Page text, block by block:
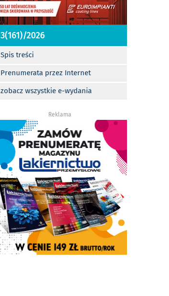
3(161)/2026
Spis treści
Prenumerata przez Internet
zobacz wszystkie e-wydania
Reklama